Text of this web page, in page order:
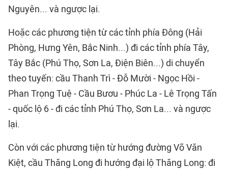
Nguyên... và ngược lại.
Hoặc các phương tiện từ các tỉnh phía Đông (Hải
Phòng, Hưng Yên, Bắc Ninh...) đi các tỉnh phía Tây,
Tây Bắc (Phú Thọ, Sơn La, Điện Biên...) di chuyển
theo tuyến: cầu Thanh Trì - Đỗ Mười - Ngọc Hồi -
Phan Trọng Tuệ - Cầu Bươu - Phúc La - Lê Trọng Tấn
- quốc lộ 6 - đi các tỉnh Phú Thọ, Sơn La... và ngược
lại.
Còn với các phương tiện từ hướng đường Võ Văn
Kiệt, cầu Thăng Long đi hướng đại lộ Thăng Long: đi